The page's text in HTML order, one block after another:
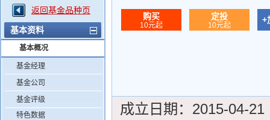
返回基金品种页
基本资料
基本概况
基金经理
基金公司
基金评级
特色数据
购买
10元起
定投
10元起
+
成立日期： 2015-04-21